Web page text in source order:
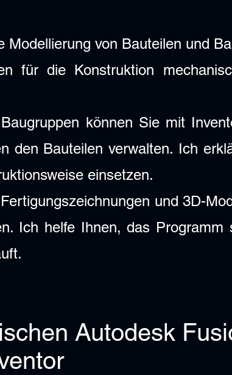
Modellierung von Bauteilen und
für die Konstruktion
können Sie mit
den Bauteilen verwalten. Ich
einsetzen.
und 3D-
Ich helfe Ihnen, das Programm
Autodesk